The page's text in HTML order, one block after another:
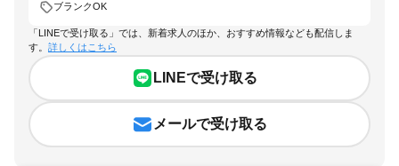
ブランクOK
「LINEで受け取る」では、新着求人のほか、おすすめ情報なども配信しま
す。 詳しくはこちら
LINEで受け取る
メールで受け取る